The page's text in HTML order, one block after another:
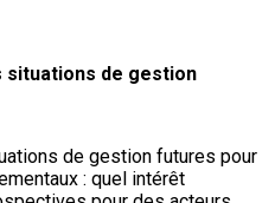
situations de gestion
de gestion futures pour
: quel intérêt